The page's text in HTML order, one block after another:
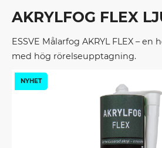
AKRYLFOG FLEX
ESSVE Målarfog AKRYL FLEX – en
med hög rörelseupptagning.
NYHET